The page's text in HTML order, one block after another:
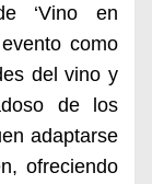
‘Vino en
como
del vino y
de los
adaptarse
ofreciendo